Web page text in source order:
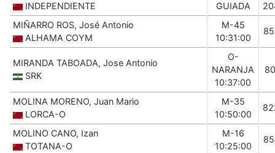
INDEPENDIENTE
GUIADA
MIÑARRO ROS, José Antonio
ALHAMA COYM
M-45
10:31:00
MIRANDA TABOADA, Jose Antonio
SRK
O-
NARANJA
10:37:00
MOLINA MORENO, Juan Mario
LORCA-O
M-35
10:50:00
MOLINO CANO, Izan
TOTANA-O
M-16
10:25:00